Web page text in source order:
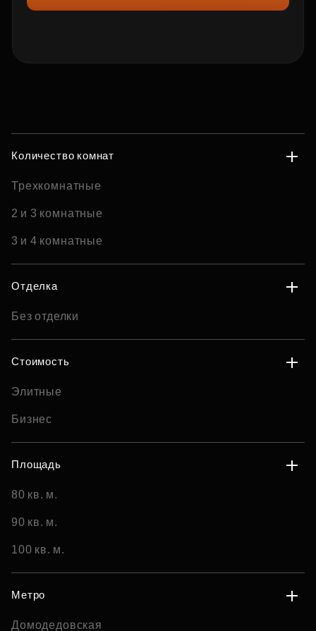
Количество комнат
Трехкомнатные
2 и 3 комнатные
3 и 4 комнатные
Отделка
Без отделки
Стоимость
Элитные
Бизнес
Площадь
80 кв. м.
90 кв. м.
100 кв. м.
Метро
Домодедовская